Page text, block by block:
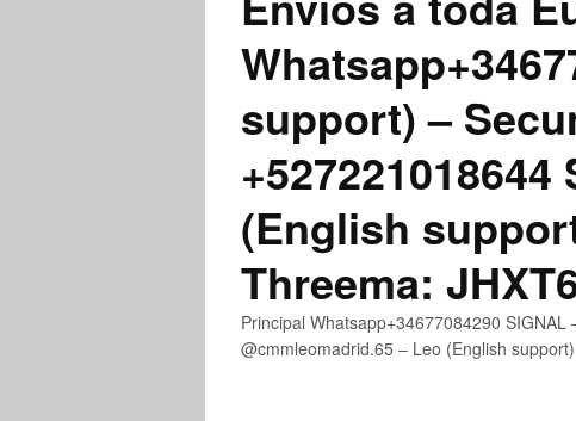
support) –
(English
Threema:
Principal Whatsapp+34677084290
@cmmleomadrid.65 – Leo (English